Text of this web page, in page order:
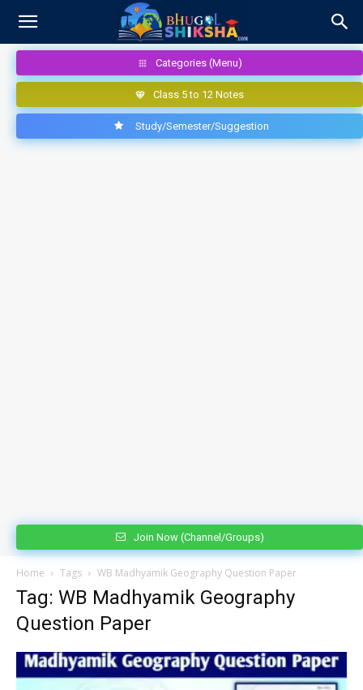
Categories (Menu)
Class 5 to 12 Notes
Study/Semester/Suggestion
Join Now (Channel/Groups)
Home Tags WB Madhyamik Geography Question Paper
Tag: WB Madhyamik Geography
Question Paper